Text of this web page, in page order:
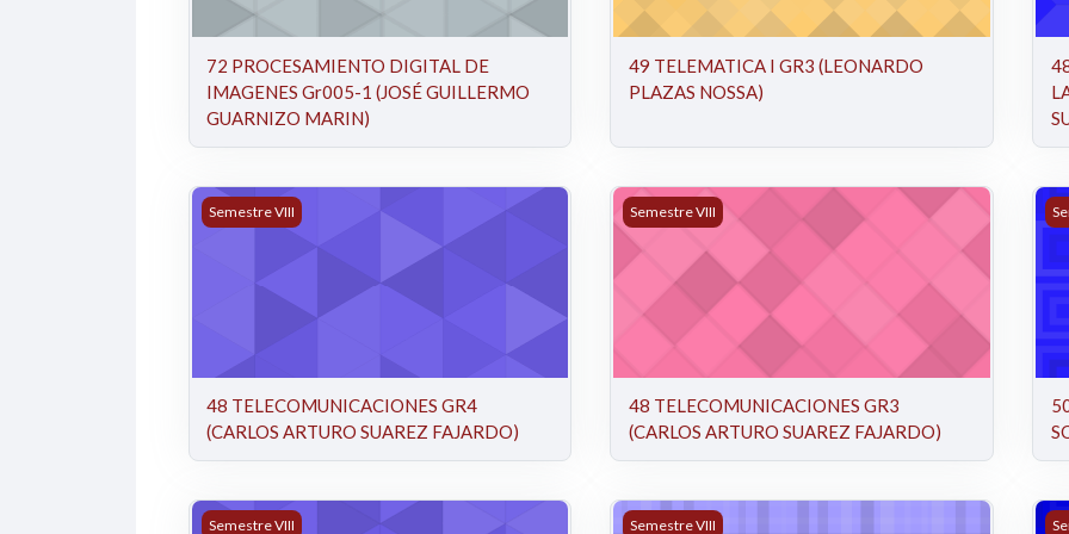
72 PROCESAMIENTO DIGITAL DE
IMAGENES Gr005-1 (JOSÉ GUILLERMO
GUARNIZO MARIN)
49 TELEMATICA I GR3 (LEONARDO
PLAZAS NOSSA)
48 TELECOMUNICACIONES GR4 (CARLOS ARTURO SUAREZ FAJARDO)
Semestre VIII
48 TELECOMUNICACIONES GR4
(CARLOS ARTURO SUAREZ FAJARDO)
48 TELECOMUNICACIONES GR3 (CARLOS ARTURO
Semestre VIII
48 TELECOMUNICACIONES GR3
(CARLOS ARTURO SUAREZ FAJARDO)
50
508401 - Telecomunicaciones I - 03 (José Ignacio Castañeda Fandiño)
Semestre VIII 48 TELECOMUNICACIONES I -LABORATORIO- 005-3
Semestre VIII 48